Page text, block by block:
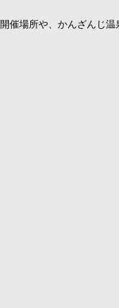
開催場所や、かんざんじ